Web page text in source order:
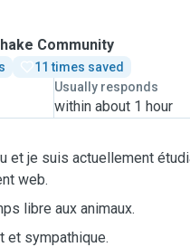
Community
11 times saved
Usually responds
within about 1 hour
et je suis actuellement
web.
libre aux animaux.
et sympathique.